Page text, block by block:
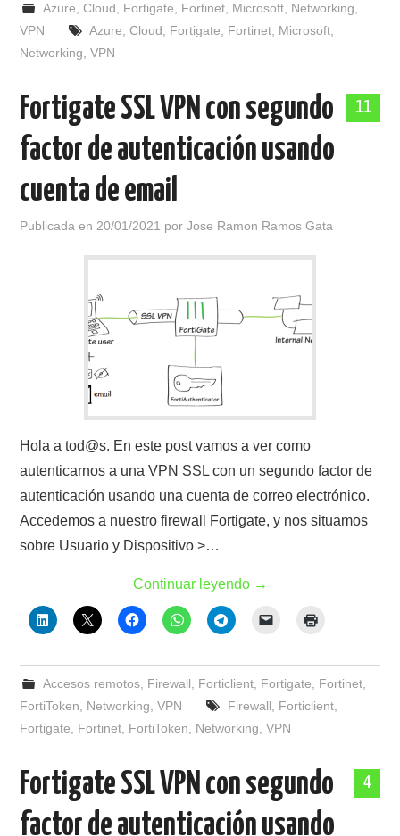
Azure Cloud Fortigate Fortinet, Microsoft, Networking
VPN
Azure Cloud Fortigate Fortinet, Microsoft,
Networking ,VPN
11
Fortigate SSL VPN con segundo
factor de autenticación usando
cuenta de email
Publicada en 20/01/2021 porJose Ramon Ramos Gata
Hola a tod@s. En este post vamos a ver como
autenticarnos a una VPN SSL con un segundo factor de
autenticación usando una cuenta de correo electrónico.
Accedemos a nuestro firewall Fortigate, y nos situamos
sobre Usuario y Dispositivo >…
Continuar leyendo →
Accesos remotos, Firewall Forticlient, Fortigate Fortinet,
FortiToken
Networking ,VPN Firewall Forticlient,
Fortigate
Fortinet FortiToken Networking ,VPN
4
Fortigate SSL VPN con segundo
factor de autenticación usando